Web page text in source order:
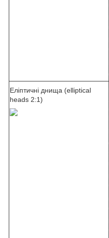
Еліптичні днища (elliptical
heads 2:1)